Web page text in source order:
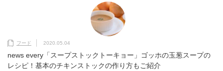
フード 2020.05.04
news every「スープストックトーキョー」ゴッホの玉葱スープの
レシピ！基本のチキンストックの作り方もご紹介